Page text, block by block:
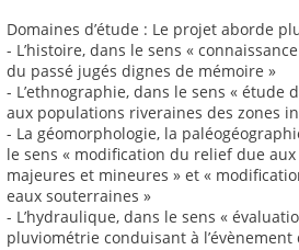
Domaines d’étude : Le projet aborde
- L’histoire, dans le sens «
du passé jugés dignes de mémoire »
- L’ethnographie, dans le sens « étude
aux populations riveraines des zones
- La géomorphologie, la
le sens « modification du relief due
majeures et mineures » et «
eaux souterraines »
- L’hydraulique, dans le sens «
pluviométrie conduisant à l’évènement